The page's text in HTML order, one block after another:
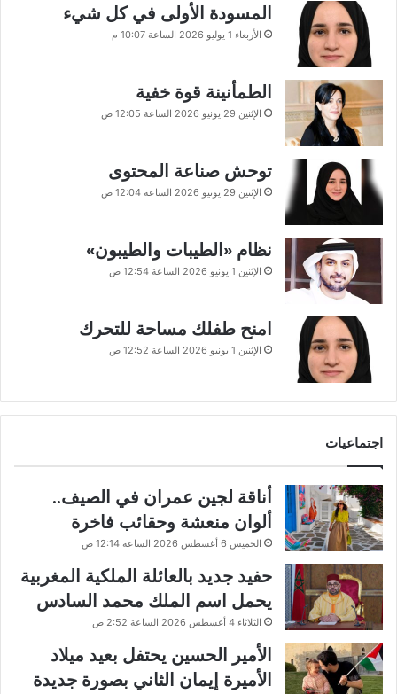
المسودة الأولى في كل شيء
الأربعاء 1 يوليو 2026 الساعة 10:07 م
الطمأنينة قوة خفية
الإثنين 29 يونيو 2026 الساعة 12:05 ص
توحش صناعة المحتوى
الإثنين 29 يونيو 2026 الساعة 12:04 ص
نظام «الطيبات والطيبون»
الإثنين 1 يونيو 2026 الساعة 12:54 ص
امنح طفلك مساحة للتحرك
الإثنين 1 يونيو 2026 الساعة 12:52 ص
اجتماعيات
أناقة لجين عمران في الصيف..
ألوان منعشة وحقائب فاخرة
الخميس 6 أغسطس 2026 الساعة 12:14 ص
حفيد جديد بالعائلة الملكية المغربية
يحمل اسم الملك محمد السادس
الثلاثاء 4 أغسطس 2026 الساعة 2:52 ص
الأمير الحسين يحتفل بعيد ميلاد
الأميرة إيمان الثاني بصورة جديدة